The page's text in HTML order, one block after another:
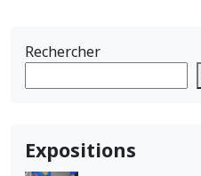
Rechercher
Expositions